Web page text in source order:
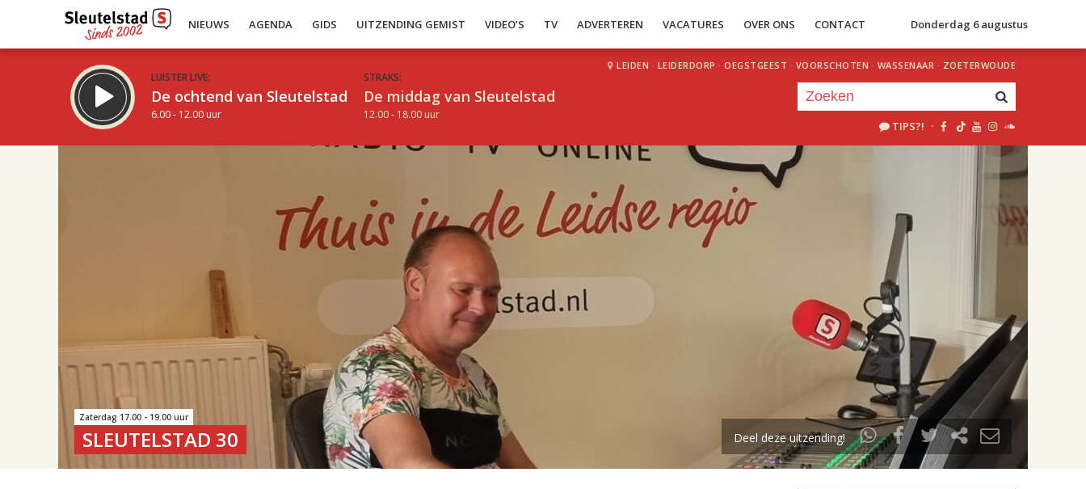
NIEUWS AGENDA GIDS UITZENDING GEMIST VIDEO’S TV ADVERTEREN VACATURES OVER ONS CONTACT Donderdag 6 augustus
LUISTER LIVE:
De ochtend van Sleutelstad
6.00 - 12.00 uur
STRAKS:
De middag van Sleutelstad
12.00 - 18.00 uur
LEIDEN · LEIDERDORP · OEGSTGEEST · VOORSCHOTEN · WASSENAAR · ZOETERWOUDE
TIPS?! ·
uur 1 van 2
Volgend uur
Zaterdag 17.00 - 19.00 uur
SLEUTELSTAD 30 Deel deze uitzending!